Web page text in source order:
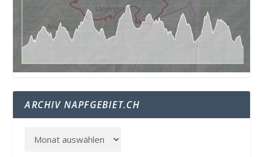
ARCHIV NAPFGEBIET.CH